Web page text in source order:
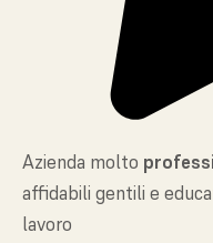
Azienda molto
affidabili gentili e
lavoro